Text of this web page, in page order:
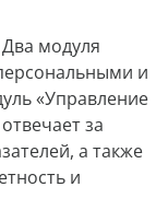
модуля
и
«Управление
за
а также
и